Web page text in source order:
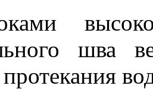
шва
протекания